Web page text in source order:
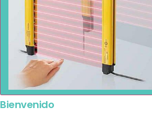
Bienvenido